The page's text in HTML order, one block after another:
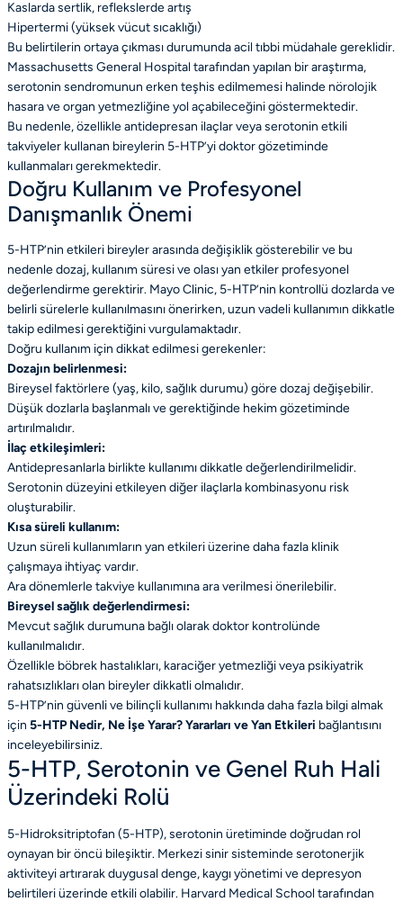
Kaslarda sertlik, reflekslerde artış
Hipertermi (yüksek vücut sıcaklığı)
Bu belirtilerin ortaya çıkması durumunda acil tıbbi müdahale gereklidir.
Massachusetts General Hospital tarafından yapılan bir araştırma,
serotonin sendromunun erken teşhis edilmemesi halinde nörolojik
hasara ve organ yetmezliğine yol açabileceğini göstermektedir.
Bu nedenle, özellikle antidepresan ilaçlar veya serotonin etkili
takviyeler kullanan bireylerin 5-HTP’yi doktor gözetiminde
kullanmaları gerekmektedir.
Doğru Kullanım ve Profesyonel
Danışmanlık Önemi
5-HTP’nin etkileri bireyler arasında değişiklik gösterebilir ve bu
nedenle dozaj, kullanım süresi ve olası yan etkiler profesyonel
değerlendirme gerektirir. Mayo Clinic, 5-HTP’nin kontrollü dozlarda ve
belirli sürelerle kullanılmasını önerirken, uzun vadeli kullanımın dikkatle
takip edilmesi gerektiğini vurgulamaktadır.
Doğru kullanım için dikkat edilmesi gerekenler:
Dozajın belirlenmesi:
Bireysel faktörlere (yaş, kilo, sağlık durumu) göre dozaj değişebilir.
Düşük dozlarla başlanmalı ve gerektiğinde hekim gözetiminde
artırılmalıdır.
İlaç etkileşimleri:
Antidepresanlarla birlikte kullanımı dikkatle değerlendirilmelidir.
Serotonin düzeyini etkileyen diğer ilaçlarla kombinasyonu risk
oluşturabilir.
Kısa süreli kullanım:
Uzun süreli kullanımların yan etkileri üzerine daha fazla klinik
çalışmaya ihtiyaç vardır.
Ara dönemlerle takviye kullanımına ara verilmesi önerilebilir.
Bireysel sağlık değerlendirmesi:
Mevcut sağlık durumuna bağlı olarak doktor kontrolünde
kullanılmalıdır.
Özellikle böbrek hastalıkları, karaciğer yetmezliği veya psikiyatrik
rahatsızlıkları olan bireyler dikkatli olmalıdır.
5-HTP’nin güvenli ve bilinçli kullanımı hakkında daha fazla bilgi almak
için 5-HTP Nedir, Ne İşe Yarar? Yararları ve Yan Etkileri bağlantısını
inceleyebilirsiniz.
5-HTP, Serotonin ve Genel Ruh Hali
Üzerindeki Rolü
5-Hidroksitriptofan (5-HTP), serotonin üretiminde doğrudan rol
oynayan bir öncü bileşiktir. Merkezi sinir sisteminde serotonerjik
aktiviteyi artırarak duygusal denge, kaygı yönetimi ve depresyon
belirtileri üzerinde etkili olabilir. Harvard Medical School tarafından